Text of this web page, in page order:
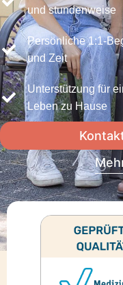
und stundenweise
Persönliche 1:1-
und Zeit
Unterstützung für
Leben zu Hause